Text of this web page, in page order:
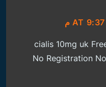
cialis 10mg uk
No Registration